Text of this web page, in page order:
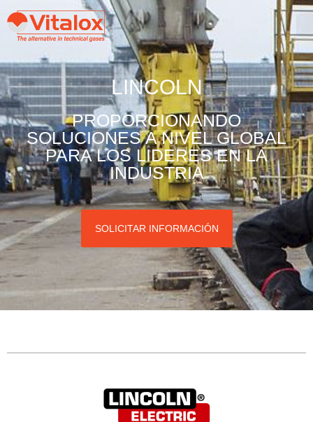
LINCOLN
PROPORCIONANDO
SOLUCIONES A NIVEL GLOBAL
PARA LOS LIDERES EN LA
INDUSTRIA
SOLICITAR INFORMACIÓN